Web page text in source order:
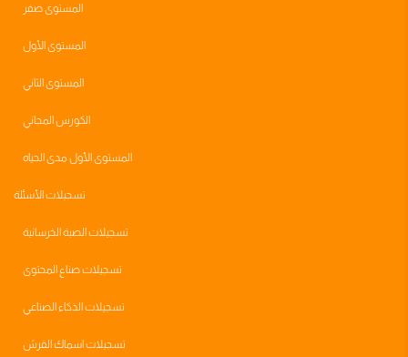
المستوى صفر
المستوى الأول
المستوى الثاني
الكورس المجاني
المستوى الأول مدى الحياه
تسجيلات الأسئلة
تسجيلات الصبة الخرسانية
تسجيلات صناع المحتوى
تسجيلات الذكاء الصناعي
تسجيلات اسماك القرش